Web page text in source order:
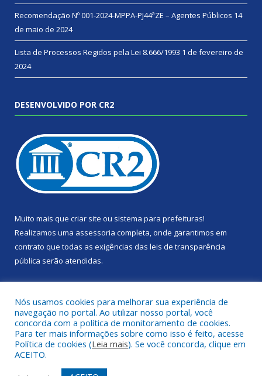
Recomendação Nº 001-2024-MPPA-PJ44ªZE – Agentes Públicos 14
de maio de 2024
Lista de Processos Regidos pela Lei 8.666/1993 1 de fevereiro de
2024
DESENVOLVIDO POR CR2
Muito mais que criar site ou sistema para prefeituras!
Realizamos uma assessoria completa, onde garantimos em
contrato que todas as exigências das leis de transparência
pública serão atendidas.
Todos os direitos reservados a Câmara Municipal de Portel.
Nós usamos cookies para melhorar sua experiência de
navegação no portal. Ao utilizar nosso portal, você
concorda com a política de monitoramento de cookies.
Para ter mais informações sobre como isso é feito, acesse
Política de cookies (Leia mais). Se você concorda, clique em
ACEITO.